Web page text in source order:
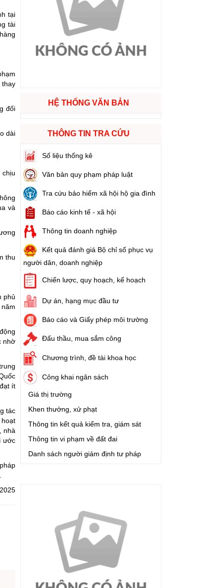
và đại biểu Hội đồng nhân dân các cấp nhiệm kỳ 2026 - 2031
Nam
tại
tài
thay
đối
dài
chịu
và
thu
phủ
nhờ
ít
tác
nhà
ước
HỆ THỐNG VĂN BẢN
THÔNG TIN TRA CỨU
Số liệu thống kê
Văn bản quy phạm pháp luật
Tra cứu bảo hiểm xã hội hộ gia đình
Báo cáo kinh tế - xã hội
Thông tin doanh nghiệp
Kết quả đánh giá Bộ chỉ số phục vụ
người dân, doanh nghiệp
Chiến lược, quy hoạch, kế hoạch
Dự án, hạng mục đầu tư
Báo cáo và Giấy phép môi trường
Đấu thầu, mua sắm công
Chương trình, đề tài khoa học
Công khai ngân sách
Giá thị trường
Khen thưởng, xử phạt
Thông tin kết quả kiểm tra, giám sát
Thông tin vi phạm về đất đai
Danh sách người giám định tư pháp